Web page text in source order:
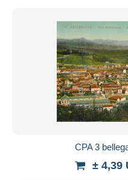
CPA 3
± 4,39